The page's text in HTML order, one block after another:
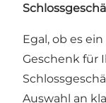
Egal, ob es
Geschenk für
Auswahl an